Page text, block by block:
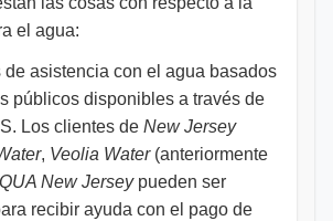
el agua:
de asistencia con el agua basados
públicos disponibles a través de
Los clientes de New Jersey
, Veolia Water(anteriormente
New Jerseypueden ser
recibir ayuda con el pago de